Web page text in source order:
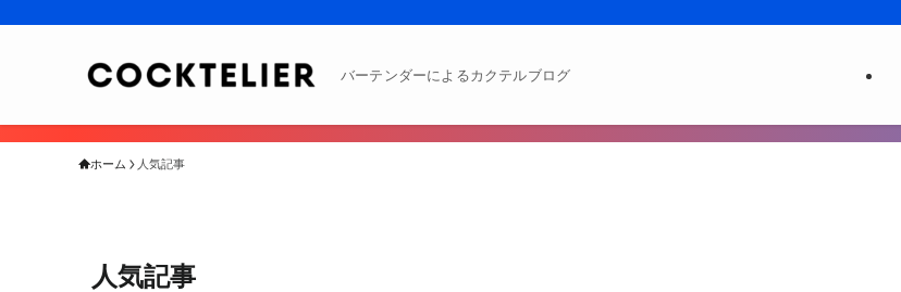
バーテンダーによるカクテルブログ
ホーム 人気記事
人気記事